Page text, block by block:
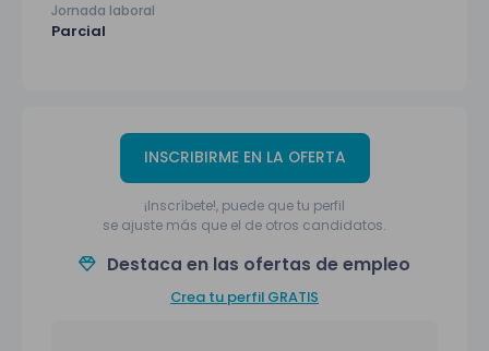
Jornada laboral
Parcial
INSCRIBIRME EN LA OFERTA
¡Inscríbete!, puede que tu perfil
se ajuste más que el de otros candidatos.
Destaca en las ofertas de empleo
Crea tu perfil GRATIS